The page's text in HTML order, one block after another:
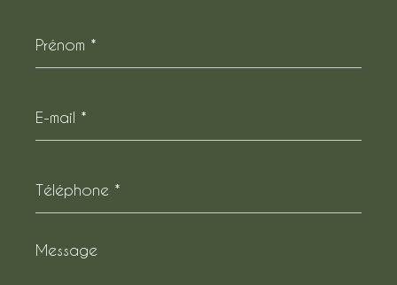
*
mail
*
*
Message
*